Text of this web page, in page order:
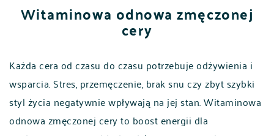
Witaminowa odnowa zmęczonej
cery
Każda cera od czasu do czasu potrzebuje odżywienia i
wsparcia. Stres, przemęczenie, brak snu czy zbyt szybki
styl życia negatywnie wpływają na jej stan. Witaminowa
odnowa zmęczonej cery to boost energii dla